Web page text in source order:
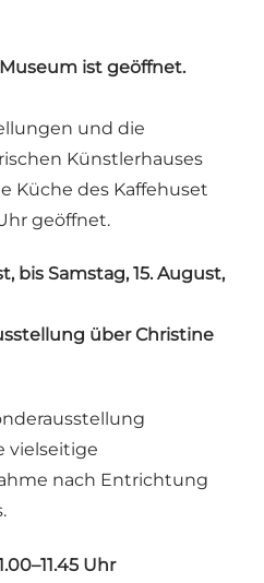
ist geöffnet.
und die
Künstlerhauses
Küche des Kaffehuset
geöffnet.
bis Samstag, 15. August,
über Christine
vielseitige
nach Entrichtung
Uhr